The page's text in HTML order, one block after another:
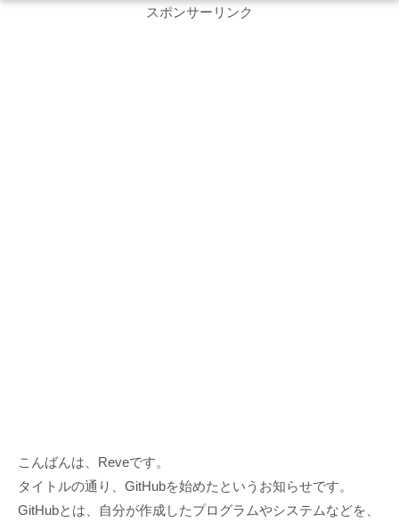
スポンサーリンク
こんばんは、Reveです。
タイトルの通り、GitHubを始めたというお知らせです。
GitHubとは、自分が作成したプログラムやシステムなどを、